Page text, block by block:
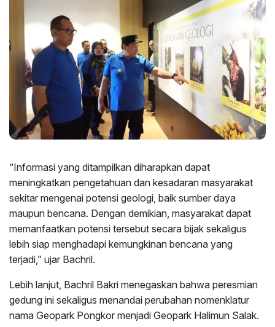
“Informasi yang ditampilkan diharapkan dapat
meningkatkan pengetahuan dan kesadaran masyarakat
sekitar mengenai potensi geologi, baik sumber daya
maupun bencana. Dengan demikian, masyarakat dapat
memanfaatkan potensi tersebut secara bijak sekaligus
lebih siap menghadapi kemungkinan bencana yang
terjadi,” ujar Bachril.
Lebih lanjut, Bachril Bakri menegaskan bahwa peresmian
gedung ini sekaligus menandai perubahan nomenklatur
nama Geopark Pongkor menjadi Geopark Halimun Salak.